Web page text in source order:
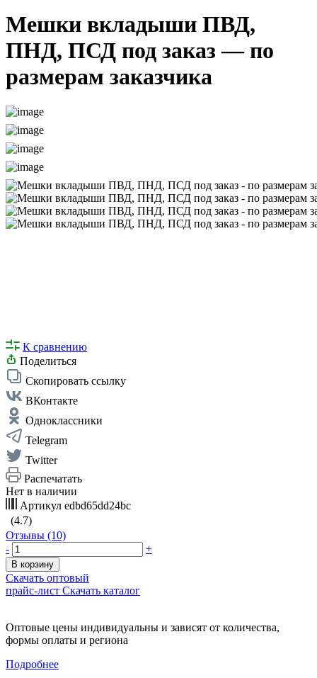
Мешки вкладыши ПВД,
ПНД, ПСД под заказ — по
размерам заказчика
К сравнению
Поделиться
Скопировать ссылку
ВКонтакте
Одноклассники
Telegram
Twitter
Распечатать
Нет в наличии
Артикул edbd65dd24bc
(4.7)
Отзывы (10)
-
+
В корзину
Скачать оптовый
прайс-лист Скачать каталог
Оптовые цены индивидуальны и зависят от количества,
формы оплаты и региона
Подробнее